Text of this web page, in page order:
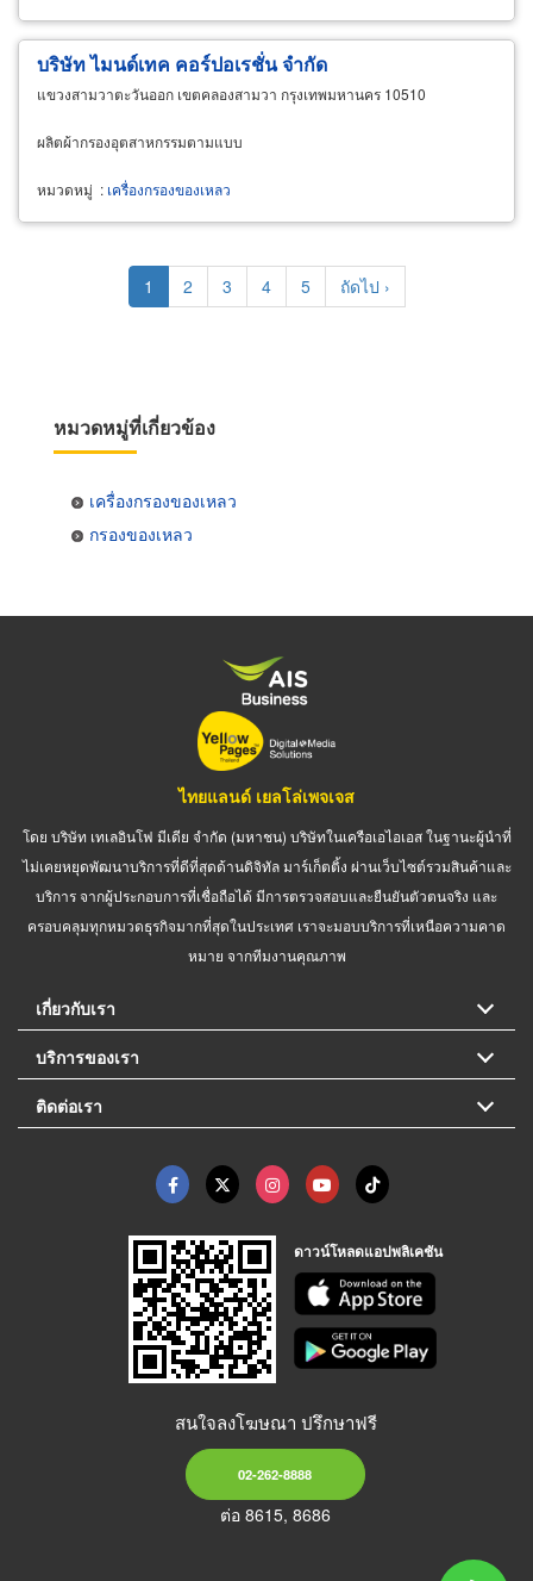
บริษัท ไมนด์เทค คอร์ปอเรชั่น จำกัด
แขวงสามวาตะวันออก เขตคลองสามวา กรุงเทพมหานคร 10510
ผลิตผ้ากรองอุตสาหกรรมตามแบบ
หมวดหมู่ : เครื่องกรองของเหลว
Pagination Current
page
1 Page
2 Page
3 Page
4 Page
5
Next
page
ถัดไป ›
หมวดหมู่ที่เกี่ยวข้อง
เครื่องกรองของเหลว
กรองของเหลว
ไทยแลนด์ เยลโล่เพจเจส
โดย บริษัท เทเลอินโฟ มีเดีย จำกัด (มหาชน) บริษัทในเครือเอไอเอส ในฐานะผู้นำที่
ไม่เคยหยุดพัฒนาบริการที่ดีที่สุดด้านดิจิทัล มาร์เก็ตติ้ง ผ่านเว็บไซต์รวมสินค้าและ
บริการ จากผู้ประกอบการที่เชื่อถือได้ มีการตรวจสอบและยืนยันตัวตนจริง และ
ครอบคลุมทุกหมวดธุรกิจมากที่สุดในประเทศ เราจะมอบบริการที่เหนือความคาด
หมาย จากทีมงานคุณภาพ
เกี่ยวกับเรา
บริการของเรา
ติดต่อเรา
ดาวน์โหลดแอปพลิเคชัน
สนใจลงโฆษณา ปรึกษาฟรี
02-262-8888
ต่อ 8615, 8686